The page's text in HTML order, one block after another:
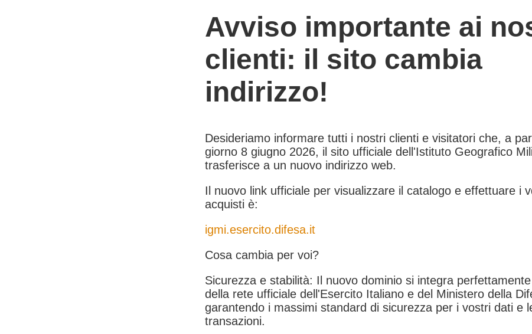
Avviso importante ai
clienti: il sito cambia
indirizzo!
Desideriamo informare tutti i nostri clienti e visitatori che, a
giorno 8 giugno 2026, il sito ufficiale dell'Istituto Geografico
trasferisce a un nuovo indirizzo web.
Il nuovo link ufficiale per visualizzare il catalogo e effettuare i
acquisti è:
igmi.esercito.difesa.it
Cosa cambia per voi?
Sicurezza e stabilità: Il nuovo dominio si integra
della rete ufficiale dell'Esercito Italiano e del Ministero della
garantendo i massimi standard di sicurezza per i vostri dati e
transazioni.